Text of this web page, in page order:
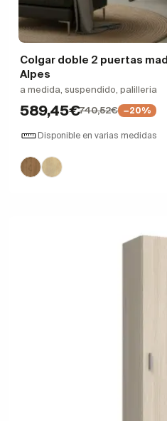
Colgar doble 2 puertas
Alpes
a medida, suspendido, palilleria
589,45€740,52€ −20%
Disponible en varias medidas